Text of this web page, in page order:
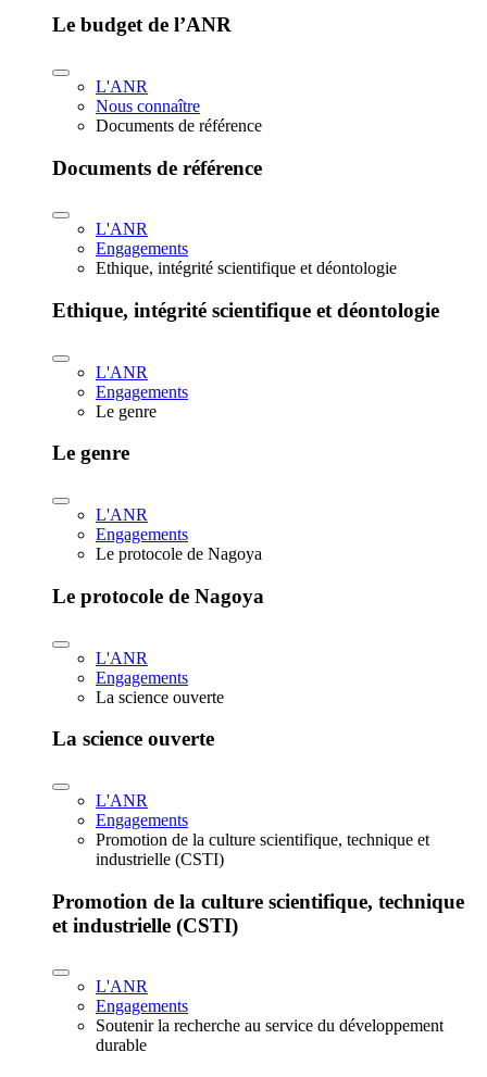
Le budget de l’ANR
L'ANR
Nous connaître
Documents de référence
Documents de référence
L'ANR
Engagements
Ethique, intégrité scientifique et déontologie
Ethique, intégrité scientifique et déontologie
L'ANR
Engagements
Le genre
Le genre
L'ANR
Engagements
Le protocole de Nagoya
Le protocole de Nagoya
L'ANR
Engagements
La science ouverte
La science ouverte
L'ANR
Engagements
Promotion de la culture scientifique, technique et
industrielle (CSTI)
Promotion de la culture scientifique, technique
et industrielle (CSTI)
L'ANR
Engagements
Soutenir la recherche au service du développement
durable